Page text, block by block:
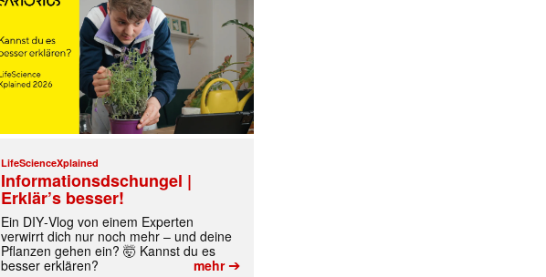
LifeScienceXplained
Informationsdschungel |
Erklär’s besser!
Ein DIY‑Vlog von einem Experten
verwirrt dich nur noch mehr – und deine
Pflanzen gehen ein? 🤯 Kannst du es
besser erklären?
mehr➔